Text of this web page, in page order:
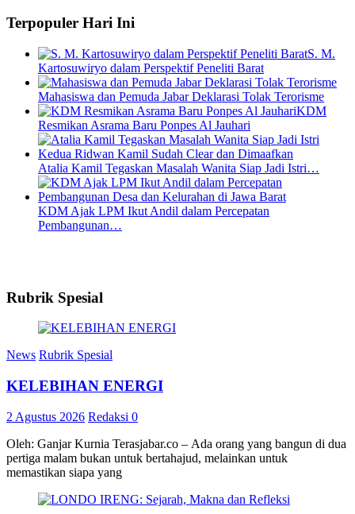
Terpopuler Hari Ini
S. M.
Kartosuwiryo dalam Perspektif Peneliti Barat
Mahasiswa dan Pemuda Jabar Deklarasi Tolak Terorisme
KDM
Resmikan Asrama Baru Ponpes Al Jauhari
Atalia Kamil Tegaskan Masalah Wanita Siap Jadi Istri…
KDM Ajak LPM Ikut Andil dalam Percepatan
Pembangunan…
Rubrik Spesial
News Rubrik Spesial
KELEBIHAN ENERGI
2 Agustus 2026 Redaksi 0
Oleh: Ganjar Kurnia Terasjabar.co – Ada orang yang bangun di dua
pertiga malam bukan untuk bertahajud, melainkan untuk
memastikan siapa yang